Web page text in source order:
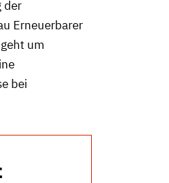
der
Erneuerbarer
um
bei